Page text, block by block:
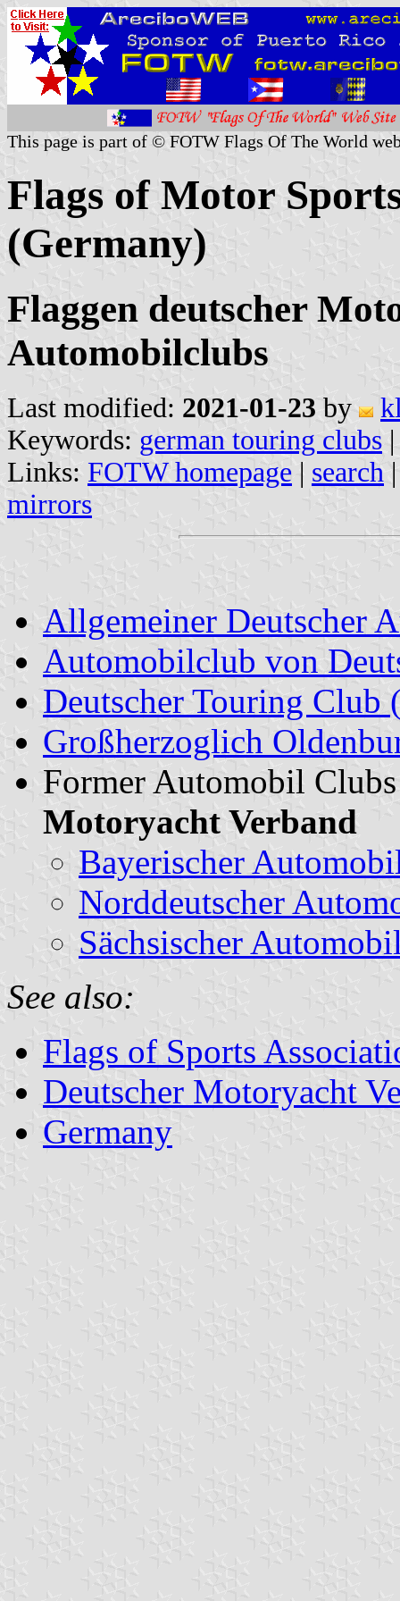
This page is part of © FOTW Flags Of The World
Flags of Motor
(Germany)
Flaggen deutscher
Automobilclubs
Last modified: 2021-01-23 by
Keywords: german touring clubs
Links: FOTW homepage | search
mirrors
Allgemeiner Deutscher
Automobilclub von
Deutscher Touring Club
Großherzoglich
Former Automobil
Motoryacht Verband
Bayerischer
Norddeutscher
Sächsischer
See also:
Flags of Sports
Deutscher Motoryacht
Germany